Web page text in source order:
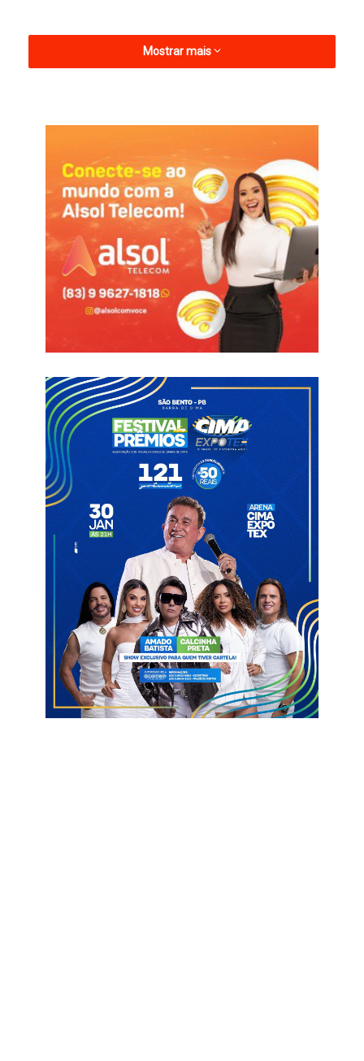
A atuação ministerial teve início após denúncias da população
sobre irregularidades na edição de 2024. A principal queixa
envolvia a proibição da entrada do público com mesas no
espaço dos shows, enquanto comerciantes privados recebiam
autorização para alugar os mesmos equipamentos no local
por até R$ 80,00.
A elaboração do TAC destacou-se pelo amplo diálogo
interinstitucional. O acordo foi estruturado com o suporte
técnico e a colaboração ativa da 47ª Delegacia de Polícia Civil,
da 5ª Companhia Independente de Polícia Militar (5ª CIPM), do
Corpo de Bombeiros Militar (2º CAT/Caicó) e do Conselho
Tutelar.
A partir da assinatura do termo, estabeleceu-se uma divisão de
responsabilidades entre os organizadores.
A Paróquia de Nossa Senhora dos Aflitos manterá a
administração dos espaços tradicionais no entorno da Igreja
Matriz, coordenando os barraqueiros, ambulantes e parques de
diversão. Por sua vez, a Prefeitura assumirá o controle da área
cercada em frente ao palco principal, com o compromisso de
realizar procedimento licitatório para a ocupação dos bares e a
consequente exploração do aluguel de mesas.
Essa união de esforços converteu as antigas reclamações em
um verdadeiro marco de organização. A iniciativa promete
Mostrar mais